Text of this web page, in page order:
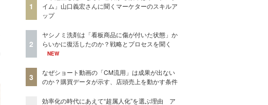
1
イム」山口義宏さんに聞くマーケターのスキルア
ップ
2
ヤシノミ洗剤は「看板商品に傷が付いた状態」か
らいかに復活したのか？戦略とプロセスを聞く
NEW
3
なぜショート動画の「CM流用」は成果が出ない
のか？購買データが示す、店頭売上を動かす条件
効率化の時代にあえて“超属人化”を選ぶ理由 ア